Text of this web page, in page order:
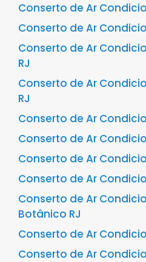
Conserto de Ar
Conserto de Ar
Conserto de Ar
RJ
Conserto de Ar
RJ
Conserto de Ar
Conserto de Ar
Conserto de Ar
Conserto de Ar
Conserto de Ar
Botânico RJ
Conserto de Ar
Conserto de Ar